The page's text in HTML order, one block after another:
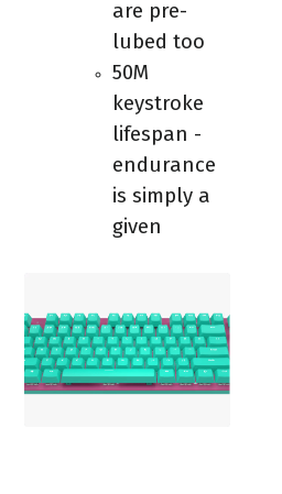
are pre-
lubed too
50M
keystroke
lifespan -
endurance
is simply a
given